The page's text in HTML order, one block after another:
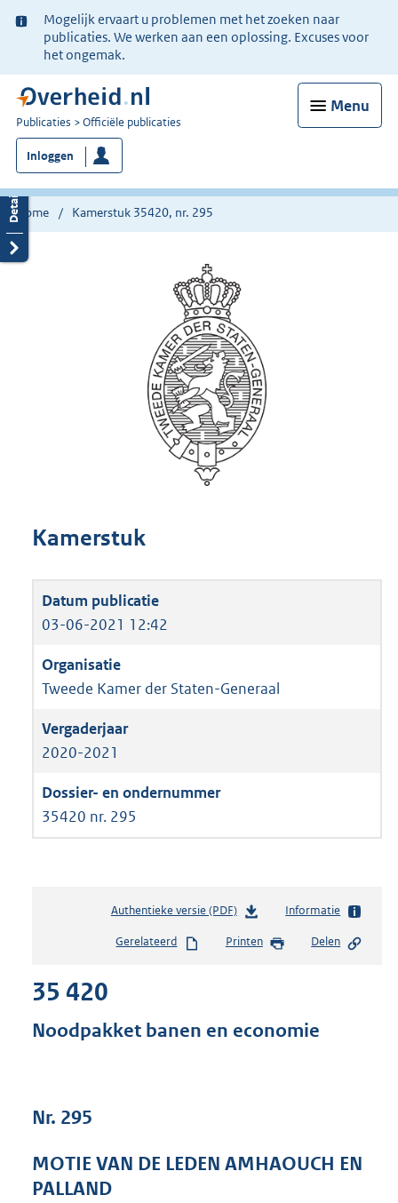
Ter
informatie:
Mogelijk ervaart u problemen met het zoeken naar
publicaties. We werken aan een oplossing. Excuses voor
het ongemak.
Menu
U
bent
nu
hier:
Publicaties Officiële publicaties
Inloggen
Home Kamerstuk 35420, nr. 295
Kamerstuk
03-06-2021 12:42
Tweede Kamer der Staten-Generaal
2020-2021
35420 nr. 295
Authentieke versie (PDF)b
s
s
e
Informatie
Gerelateerd Printen Delen
35 420
Noodpakket banen en economie
Nr. 295
MOTIE VAN DE LEDEN AMHAOUCH EN
PALLAND